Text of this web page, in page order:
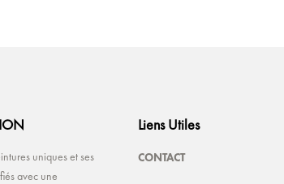
uniques et ses
avec une
Liens Utiles
CONTACT